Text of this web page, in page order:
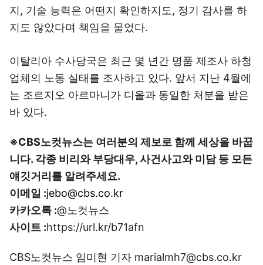
지, 기술 능력은 어떤지 확인하지도, 정기 감사를 하
지도 않았다며 책임을 물었다.
이탈리아 수사당국은 최근 몇 년간 명품 제조사 하청
업체의 노동 실태를 조사하고 있다. 앞서 지난 4월에
는 조르지오 아르마니가 디올과 동일한 처분을 받은
바 있다.
※CBS노컷뉴스는 여러분의 제보로 함께 세상을 바꿉
니다. 각종 비리와 부당대우, 사건사고와 미담 등 모든
얘깃거리를 알려주세요.
이메일 :jebo@cbs.co.kr
카카오톡 :@노컷뉴스
사이트 :https://url.kr/b71afn
CBS노컷뉴스 임미현 기자 marialmh7@cbs.co.kr